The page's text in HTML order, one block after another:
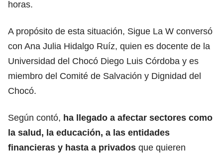
horas.
A propósito de esta situación, Sigue La W conversó
con Ana Julia Hidalgo Ruíz, quien es docente de la
Universidad del Chocó Diego Luis Córdoba y es
miembro del Comité de Salvación y Dignidad del
Chocó.
Según contó, ha llegado a afectar sectores como
la salud, la educación, a las entidades
financieras y hasta a privados que quieren